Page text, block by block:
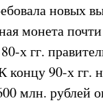
новых
монета
х гг.
концу 90-х гг.
млн. рублей